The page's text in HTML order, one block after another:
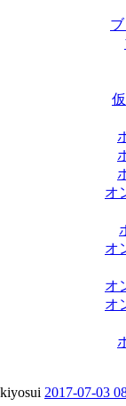
オ
オ
オ
オ
kiyosui 2017-07-03